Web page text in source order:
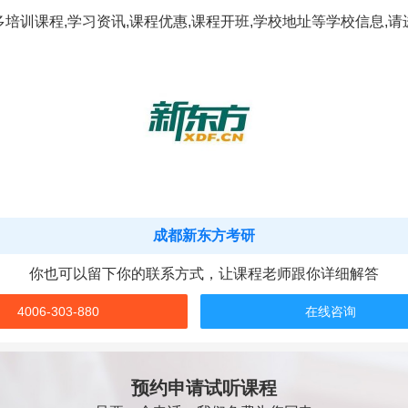
培训课程,学习资讯,课程优惠,课程开班,学校地址等学校信息,请
成都新东方考研
你也可以留下你的联系方式，让课程老师跟你详细解答
4006-303-880 在线咨询
预约申请试听课程